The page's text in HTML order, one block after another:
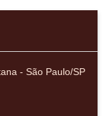
- São Paulo/SP